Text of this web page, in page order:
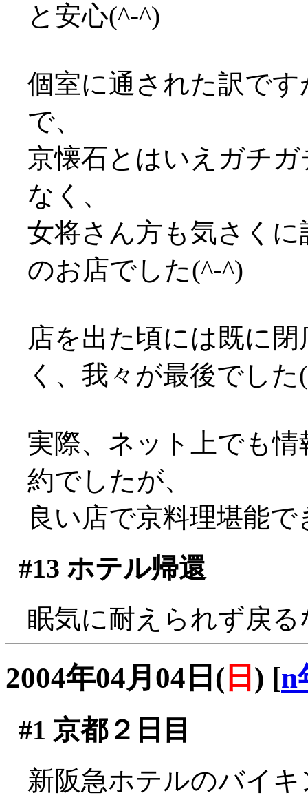
と安心(^-^)
個室に通された訳で
で、
京懐石とはいえガチ
なく、
女将さん方も気さく
のお店でした(^-^)
店を出た頃には既に
く、我々が最後でした
実際、ネット上でも
約でしたが、
良い店で京料理堪能
#13 ホテル帰還
眠気に耐えられず戻
2004年04月04日( 日 ) [n
#1 京都２日目
新阪急ホテルのバイキ